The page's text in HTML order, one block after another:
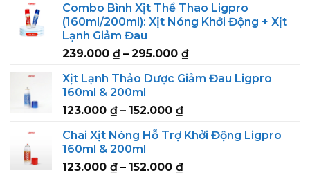
Combo Bình Xịt Thể Thao Ligpro
(160ml/200ml): Xịt Nóng Khởi Động + Xịt
Lạnh Giảm Đau
239.000 ₫ – 295.000 ₫Price
239.000 ₫
Xịt Lạnh Thảo Dược Giảm Đau Ligpro
160ml & 200ml
123.000 ₫ – 152.000 ₫Price
123.000 ₫
152.000 ₫
Chai Xịt Nóng Hỗ Trợ Khởi Động Ligpro
160ml & 200ml
123.000 ₫ – 152.000 ₫Price